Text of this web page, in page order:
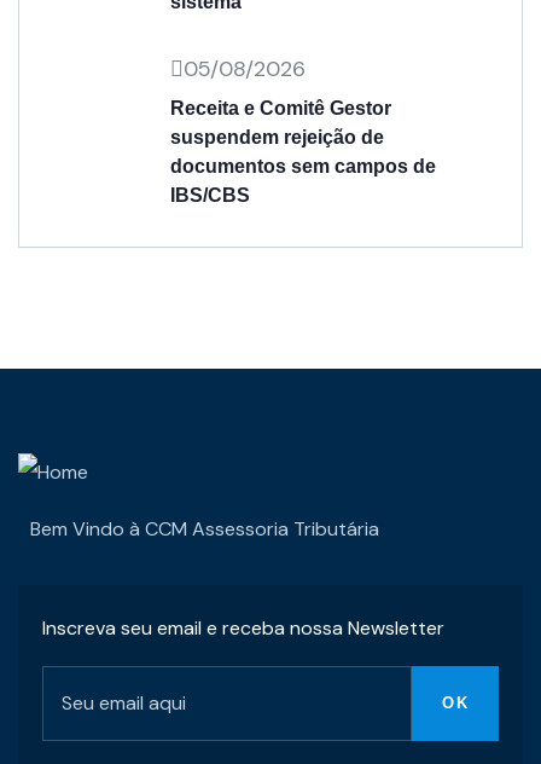
05/08/2026
Receita e Comitê Gestor
suspendem rejeição de
documentos sem campos de
IBS/CBS
Bem Vindo à CCM Assessoria Tributária
Inscreva seu email e receba nossa Newsletter